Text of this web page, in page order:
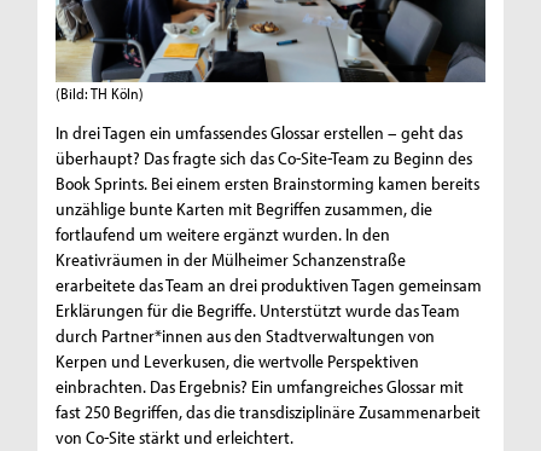
(Bild: TH Köln)
In drei Tagen ein umfassendes Glossar erstellen – geht das
überhaupt? Das fragte sich das Co-Site-Team zu Beginn des
Book Sprints. Bei einem ersten Brainstorming kamen bereits
unzählige bunte Karten mit Begriffen zusammen, die
fortlaufend um weitere ergänzt wurden. In den
Kreativräumen in der Mülheimer Schanzenstraße
erarbeitete das Team an drei produktiven Tagen gemeinsam
Erklärungen für die Begriffe. Unterstützt wurde das Team
durch Partner*innen aus den Stadtverwaltungen von
Kerpen und Leverkusen, die wertvolle Perspektiven
einbrachten. Das Ergebnis? Ein umfangreiches Glossar mit
fast 250 Begriffen, das die transdisziplinäre Zusammenarbeit
von Co-Site stärkt und erleichtert.